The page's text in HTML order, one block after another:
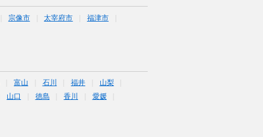
宗像市 太宰府市
福津市
富山 石川 福井
山梨
山口 徳島 香川
愛媛